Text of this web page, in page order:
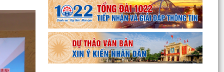
lần...
Ban đại diện Hội đồng quản trị Ngân hàng Chính
sách xã hội xã Thanh Hà họp phiên thường kỳ
Quý II...